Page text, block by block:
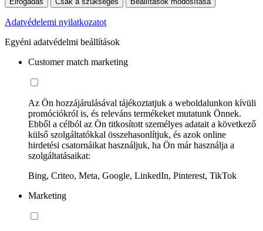
Adatvédelemi nyilatkozatot
Egyéni adatvédelmi beállítások
Customer match marketing
Az Ön hozzájárulásával tájékoztatjuk a weboldalunkon kívüli
promóciókról is, és releváns termékeket mutatunk Önnek.
Ebből a célból az Ön titkosított személyes adatait a következő
külső szolgáltatókkal összehasonlítjuk, és azok online
hirdetési csatornáikat használjuk, ha Ön már használja a
szolgáltatásaikat:
Bing, Criteo, Meta, Google, LinkedIn, Pinterest, TikTok
Marketing